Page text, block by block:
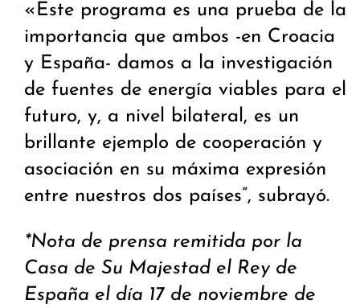
«Este programa es una prueba de la
importancia que ambos -en Croacia
y España- damos a la investigación
de fuentes de energía viables para el
futuro, y, a nivel bilateral, es un
brillante ejemplo de cooperación y
asociación en su máxima expresión
entre nuestros dos países”, subrayó.
*Nota de prensa remitida por la
Casa de Su Majestad el Rey de
España el día 17 de noviembre de